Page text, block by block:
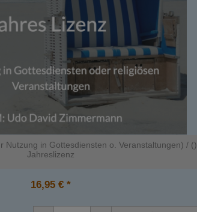
Nutzung in Gottesdiensten o. Veranstaltungen) / ()
Jahreslizenz
16,95 € *